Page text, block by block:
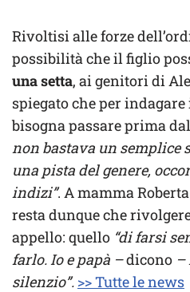
Rivoltisi alle forze
possibilità che il figlio
una setta, ai genitori di
spiegato che per indagare
bisogna passare prima
non bastava un semplice
una pista del genere,
indizi”. A mamma
resta dunque che
appello: quello “di farsi
farlo. Io e papà –dicono –
silenzio”. >> Tutte le news